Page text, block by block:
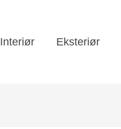
Interiør Eksteriør